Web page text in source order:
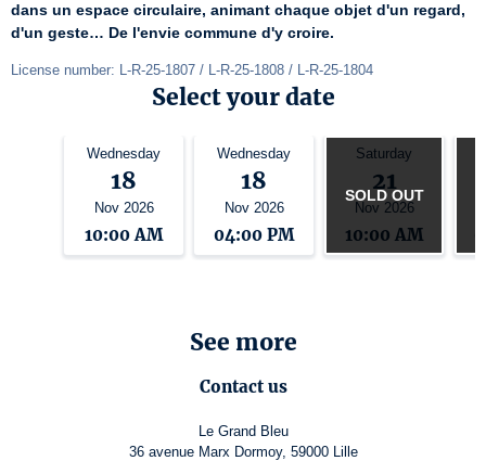
dans un espace circulaire, animant chaque objet d'un regard,
d'un geste… De l'envie commune d'y croire.
License number: L-R-25-1807 / L-R-25-1808 / L-R-25-1804
Select your date
Wednesday
18
Nov 2026
10:00 AM
Wednesday
18
Nov 2026
04:00 PM
Saturday
21
Nov 2026
10:00 AM
SOLD OUT
See more
Contact us
Le Grand Bleu
36 avenue Marx Dormoy, 59000 Lille